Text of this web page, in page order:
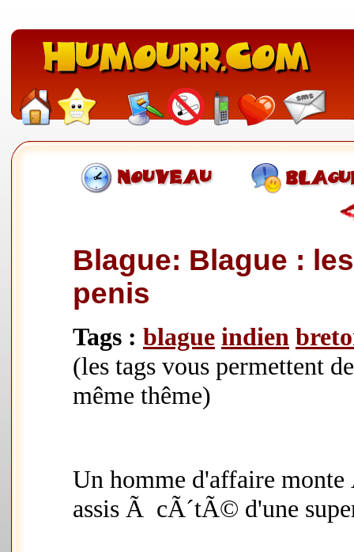
Blague: Blague :
penis
Tags : blague indien
(les tags vous permettent
même thême)
Un homme d'affaire
assis Ã cÃ´tÃ© d'une